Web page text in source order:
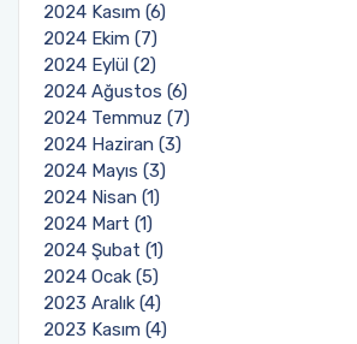
2024 Kasım (6)
2024 Ekim (7)
2024 Eylül (2)
2024 Ağustos (6)
2024 Temmuz (7)
2024 Haziran (3)
2024 Mayıs (3)
2024 Nisan (1)
2024 Mart (1)
2024 Şubat (1)
2024 Ocak (5)
2023 Aralık (4)
2023 Kasım (4)